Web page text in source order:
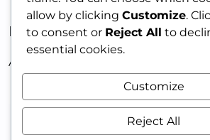
RECENT COMMENTS
A WordPress Commenter
allow by clicking Customize.
to consent or Reject All to
essential cookies.
Customize
Reject All